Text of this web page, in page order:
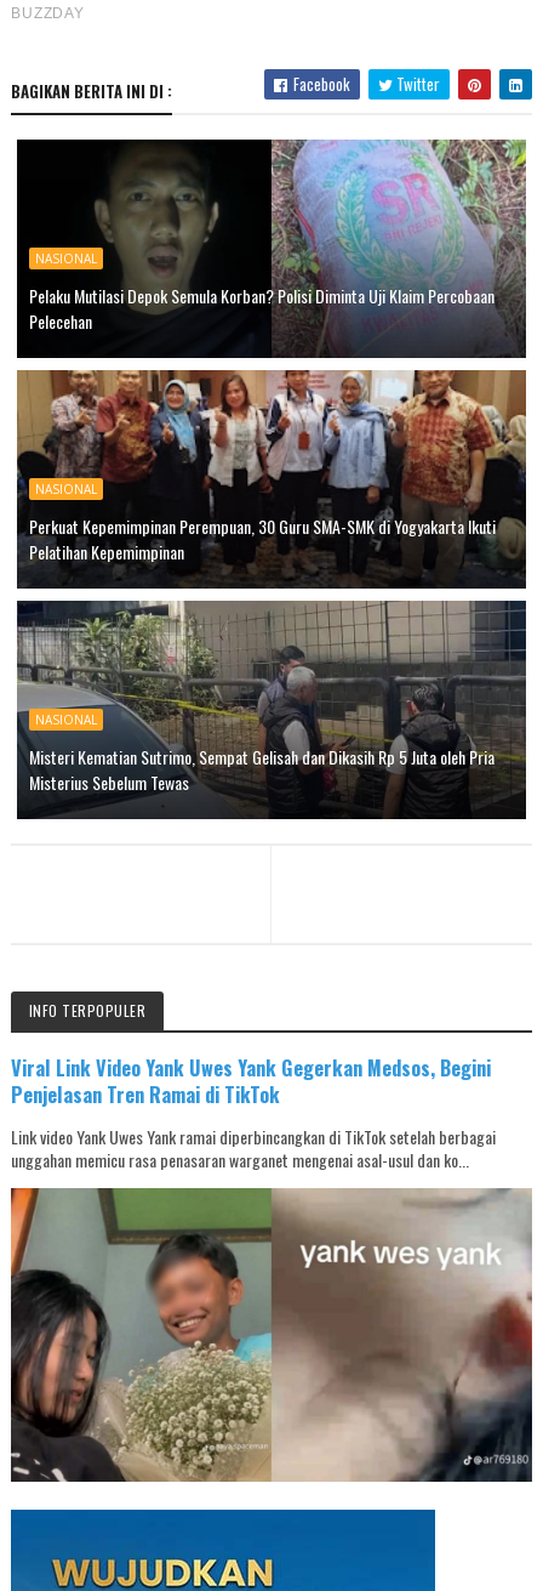
BAGIKAN BERITA INI DI : Facebook Twitter
NASIONAL
Pelaku Mutilasi Depok Semula Korban? Polisi Diminta Uji Klaim Percobaan
Pelecehan
NASIONAL
Perkuat Kepemimpinan Perempuan, 30 Guru SMA-SMK di Yogyakarta Ikuti
Pelatihan Kepemimpinan
NASIONAL
Misteri Kematian Sutrimo, Sempat Gelisah dan Dikasih Rp 5 Juta oleh Pria
Misterius Sebelum Tewas
INFO TERPOPULER
Viral Link Video Yank Uwes Yank Gegerkan Medsos, Begini
Penjelasan Tren Ramai di TikTok
Link video Yank Uwes Yank ramai diperbincangkan di TikTok setelah berbagai
unggahan memicu rasa penasaran warganet mengenai asal-usul dan ko...